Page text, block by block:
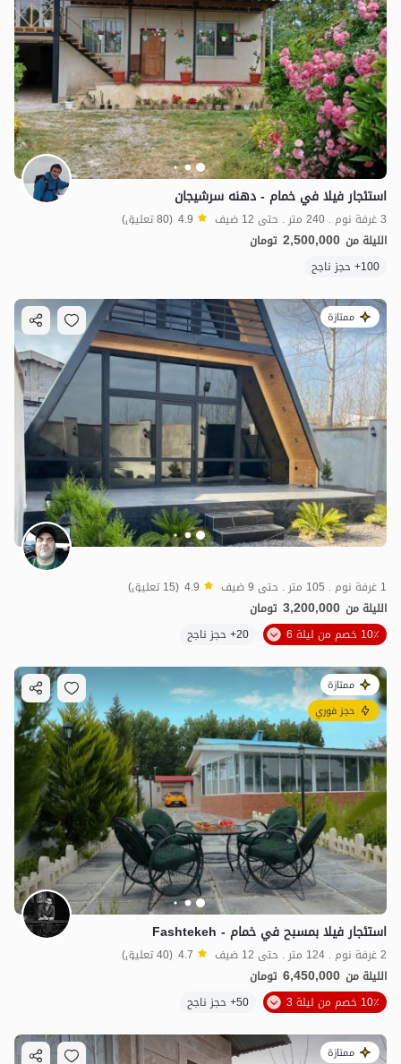
استئجار فيلا في خمام - دهنه سرشيجان
3 غرفة نوم . 240 متر . حتى 12 ضيف 4.9 (80 تعليق)
الليلة من 2,500,000 تومان
100+ حجز ناجح
ممتازة
1 غرفة نوم . 105 متر . حتى 9 ضيف 4.9 (15 تعليق)
الليلة من 3,200,000 تومان
10٪ خصم من ليلة 6
20+ حجز ناجح
ممتازة
حجز فوري
استئجار فيلا بمسبح في خمام - Fashtekeh
2 غرفة نوم . 124 متر . حتى 12 ضيف 4.7 (40 تعليق)
الليلة من 6,450,000 تومان
10٪ خصم من ليلة 3
50+ حجز ناجح
ممتازة